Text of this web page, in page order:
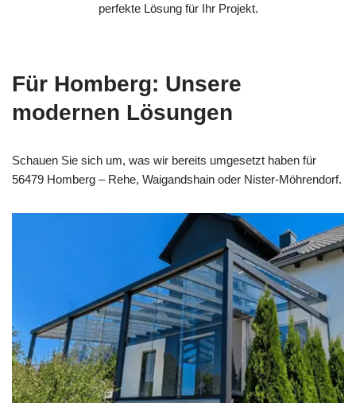
perfekte Lösung für Ihr Projekt.
Für Homberg: Unsere
modernen Lösungen
Schauen Sie sich um, was wir bereits umgesetzt haben für
56479 Homberg – Rehe, Waigandshain oder Nister-Möhrendorf.